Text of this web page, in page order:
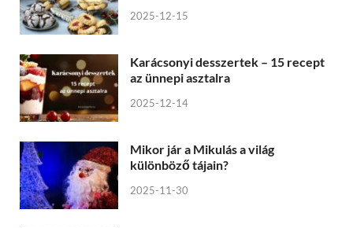
2025-12-15
Karácsonyi desszertek – 15 recept
az ünnepi asztalra
2025-12-14
Mikor jár a Mikulás a világ
különböző tájain?
2025-11-30